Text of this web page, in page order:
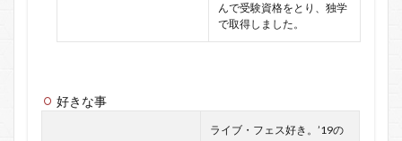
んで受験資格をとり、独学
で取得しました。
好きな事
ライブ・フェス好き。’19の